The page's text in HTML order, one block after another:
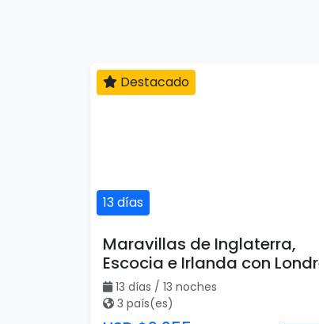
13 días
Destacado
Maravillas de Inglaterra,
Escocia e Irlanda con
13 días / 13 noches
3 país(es)